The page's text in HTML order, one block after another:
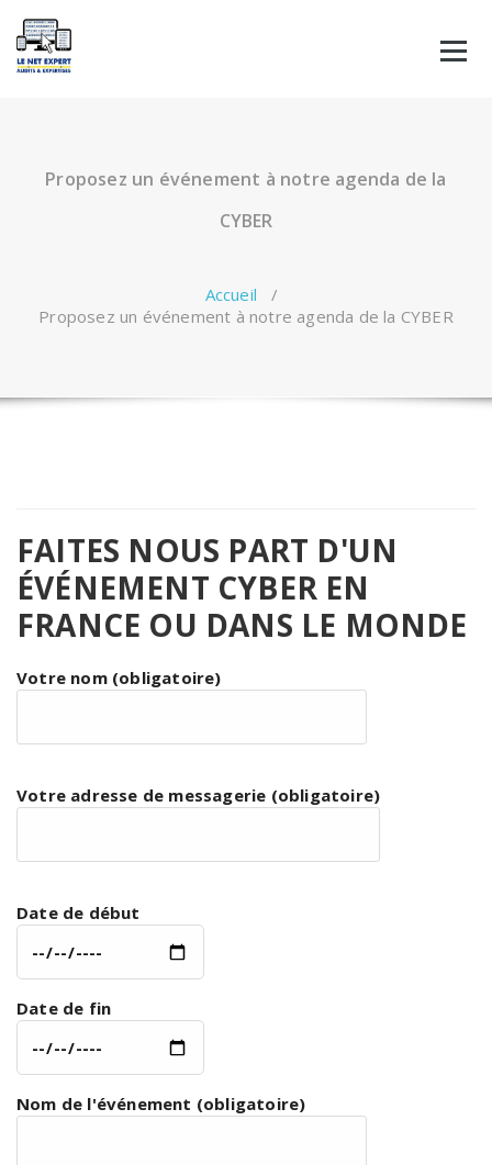
au
contenu
Proposez un événement à notre agenda de la
CYBER
Accueil /
Proposez un événement à notre agenda de la CYBER
FAITES NOUS PART D'UN
ÉVÉNEMENT CYBER EN
FRANCE OU DANS LE MONDE
Votre nom (obligatoire)
Votre adresse de messagerie (obligatoire)
Date de début
Date de fin
Nom de l'événement (obligatoire)